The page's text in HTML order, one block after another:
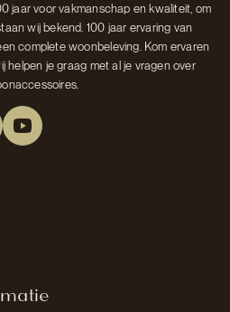
jaar voor vakmanschap en kwaliteit, om
wij bekend. 100 jaar ervaring van
complete woonbeleving. Kom ervaren
helpen je graag met al je vragen over